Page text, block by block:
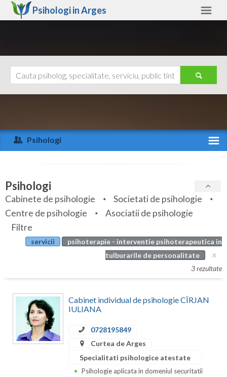
Psihologi inArges
Arad
Arges
Bihor
Bistrita-Nasaud
Botosani
Bucuresti
Buzau
Calarasi
Ajutor
Psihologi
Specialitati
Servicii
Articole
Evenimente
Psihologi
Cabinete de psihologie
Societati de psihologie
Centre de psihologie
Asociatii de psihologie
Filtre
servicii
psihoterapie - interventie psihoterapeutica in
tulburarile de personalitate
3 rezultate
Cabinet individual de psihologie CÎRJAN
IULIANA
0728195849
Curtea de Arges
Specialitati psihologice atestate
Psihologie aplicata in domeniul securitatii